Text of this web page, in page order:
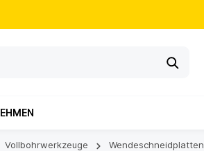
Vollbohrwerkzeuge Wendeschneidplatten